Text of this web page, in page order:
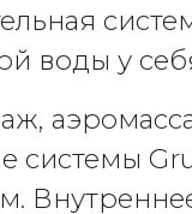
воды у
системы